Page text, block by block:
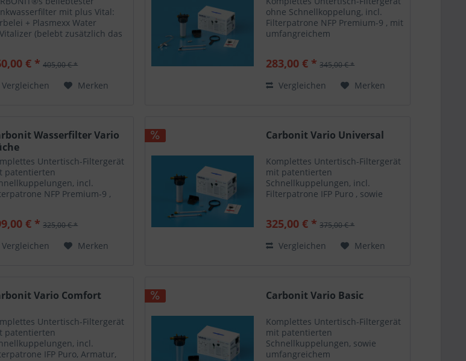
mit plus Vital:
+ Plasmexx Water
(belebt zusätzlich das
100% CARBONIT®-
€ * 405,00 € *
Vergleichen Merken
ohne Schnellkoppelung, incl.
Filterpatrone NFP Premium-9 , mit
umfangreichem
Flexschläuche mit
und Dichtungen....
283,00 € * 345,00 € *
Vergleichen Merken
Wasserfilter Vario
Untertisch-Filtergerät
patentierten
incl.
NFP Premium-9 ,
Edelstahl-
Dichtungen....
€ * 325,00 € *
Vergleichen Merken
Carbonit Vario Universal
Komplettes Untertisch-Filtergerät
mit patentierten
Schnellkuppelungen, incl.
Filterpatrone IFP Puro , sowie
Absperrventil, Edelstahl-
und Dichtungen....
325,00 € * 375,00 € *
Vergleichen Merken
Vario Comfort
Untertisch-Filtergerät
patentierten
incl.
IFP Puro, Armatur,
Carbonit Vario Basic
Komplettes Untertisch-Filtergerät
mit patentierten
Schnellkuppelungen, sowie
umfangreichem